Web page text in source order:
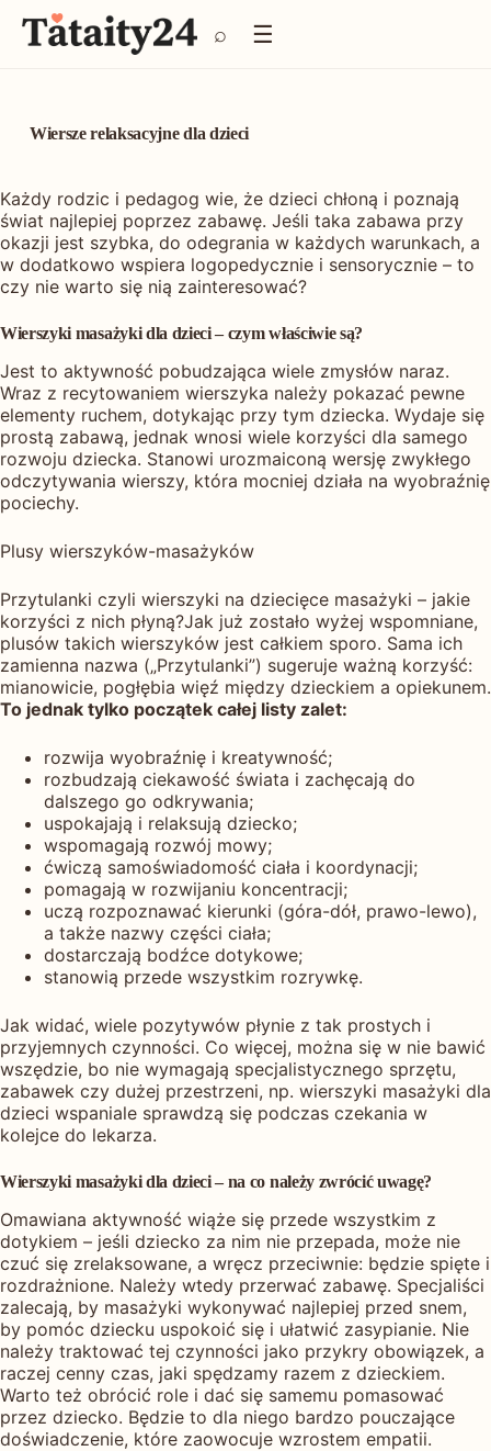
P
r
d
o
t
r
e
ś
i
⌕ ☰
Wiersze relaksacyjne dla dzieci
Każdy rodzic i pedagog wie, że dzieci chłoną i poznają
świat najlepiej poprzez zabawę. Jeśli taka zabawa przy
okazji jest szybka, do odegrania w każdych warunkach, a
w dodatkowo wspiera logopedycznie i sensorycznie – to
czy nie warto się nią zainteresować?
Wierszyki masażyki dla dzieci – czym właściwie są?
Jest to aktywność pobudzająca wiele zmysłów naraz.
Wraz z recytowaniem wierszyka należy pokazać pewne
elementy ruchem, dotykając przy tym dziecka. Wydaje się
prostą zabawą, jednak wnosi wiele korzyści dla samego
rozwoju dziecka. Stanowi urozmaiconą wersję zwykłego
odczytywania wierszy, która mocniej działa na wyobraźnię
pociechy.
Plusy wierszyków-masażyków
Przytulanki czyli wierszyki na dziecięce masażyki – jakie
korzyści z nich płyną?Jak już zostało wyżej wspomniane,
plusów takich wierszyków jest całkiem sporo. Sama ich
zamienna nazwa („Przytulanki”) sugeruje ważną korzyść:
mianowicie, pogłębia więź między dzieckiem a opiekunem.
To jednak tylko początek całej listy zalet:
rozwija wyobraźnię i kreatywność;
rozbudzają ciekawość świata i zachęcają do
dalszego go odkrywania;
uspokajają i relaksują dziecko;
wspomagają rozwój mowy;
ćwiczą samoświadomość ciała i koordynacji;
pomagają w rozwijaniu koncentracji;
uczą rozpoznawać kierunki (góra-dół, prawo-lewo),
a także nazwy części ciała;
dostarczają bodźce dotykowe;
stanowią przede wszystkim rozrywkę.
Jak widać, wiele pozytywów płynie z tak prostych i
przyjemnych czynności. Co więcej, można się w nie bawić
wszędzie, bo nie wymagają specjalistycznego sprzętu,
zabawek czy dużej przestrzeni, np. wierszyki masażyki dla
dzieci wspaniale sprawdzą się podczas czekania w
kolejce do lekarza.
Wierszyki masażyki dla dzieci – na co należy zwrócić uwagę?
Omawiana aktywność wiąże się przede wszystkim z
dotykiem – jeśli dziecko za nim nie przepada, może nie
czuć się zrelaksowane, a wręcz przeciwnie: będzie spięte i
rozdrażnione. Należy wtedy przerwać zabawę. Specjaliści
zalecają, by masażyki wykonywać najlepiej przed snem,
by pomóc dziecku uspokoić się i ułatwić zasypianie. Nie
należy traktować tej czynności jako przykry obowiązek, a
raczej cenny czas, jaki spędzamy razem z dzieckiem.
Warto też obrócić role i dać się samemu pomasować
przez dziecko. Będzie to dla niego bardzo pouczające
doświadczenie, które zaowocuje wzrostem empatii.